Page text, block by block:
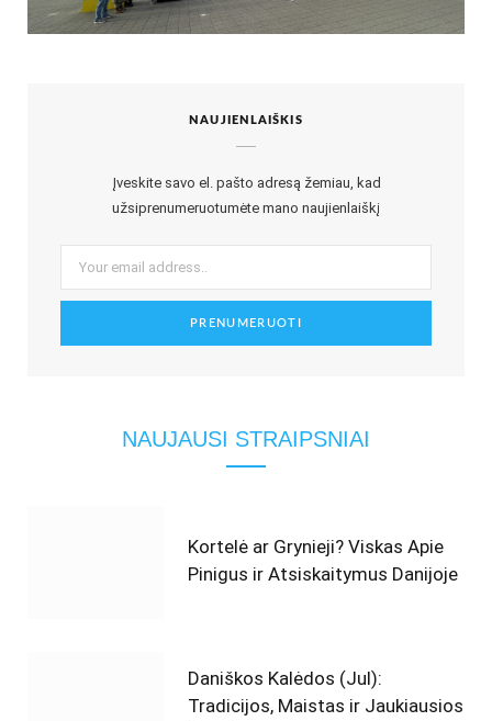
NAUJIENLAIŠKIS
Įveskite savo el. pašto adresą žemiau, kad
užsiprenumeruotumėte mano naujienlaiškį
NAUJAUSI STRAIPSNIAI
Kortelė ar Grynieji? Viskas Apie
Pinigus ir Atsiskaitymus Danijoje
Daniškos Kalėdos (Jul):
Tradicijos, Maistas ir Jaukiausios